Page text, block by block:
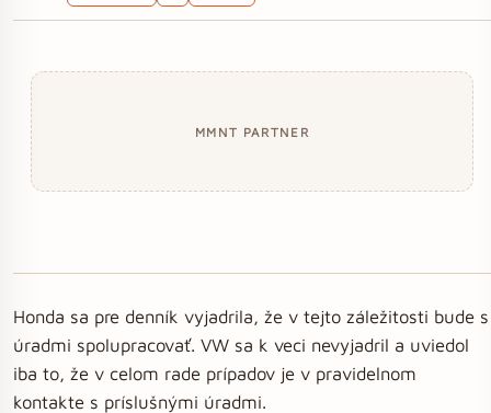
MMNT PARTNER
Honda sa pre denník vyjadrila, že v tejto záležitosti bude s
úradmi spolupracovať. VW sa k veci nevyjadril a uviedol
iba to, že v celom rade prípadov je v pravidelnom
kontakte s príslušnými úradmi.